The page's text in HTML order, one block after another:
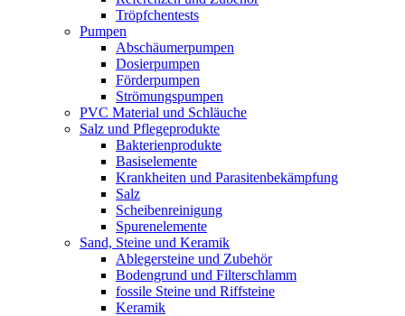
Tröpfchentests
Pumpen
Abschäumerpumpen
Dosierpumpen
Förderpumpen
Strömungspumpen
PVC Material und Schläuche
Salz und Pflegeprodukte
Bakterienprodukte
Basiselemente
Krankheiten und Parasitenbekämpfung
Salz
Scheibenreinigung
Spurenelemente
Sand, Steine und Keramik
Ablegersteine und Zubehör
Bodengrund und Filterschlamm
fossile Steine und Riffsteine
Keramik